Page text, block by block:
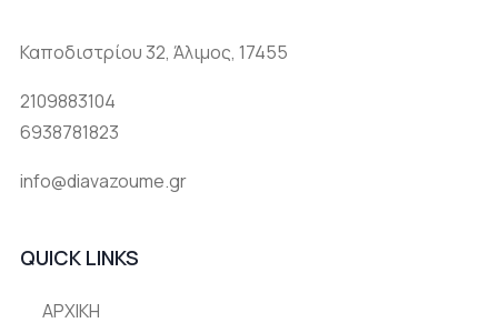
Καποδιστρίου 32, Άλιμος, 17455
2109883104
6938781823
info@diavazoume.gr
QUICK LINKS
ΑΡΧΙΚΗ